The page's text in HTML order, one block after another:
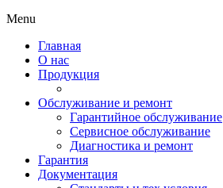
Menu
Главная
О нас
Продукция
Обслуживание и ремонт
Гарантийное обслуживание
Сервисное обслуживание
Диагностика и ремонт
Гарантия
Документация